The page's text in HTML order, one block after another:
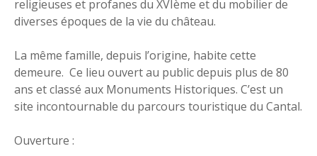
religieuses et profanes du XVIème et du mobilier de
diverses époques de la vie du château.
La même famille, depuis l’origine, habite cette
demeure. Ce lieu ouvert au public depuis plus de 80
ans et classé aux Monuments Historiques. C’est un
site incontournable du parcours touristique du Cantal.
Ouverture :